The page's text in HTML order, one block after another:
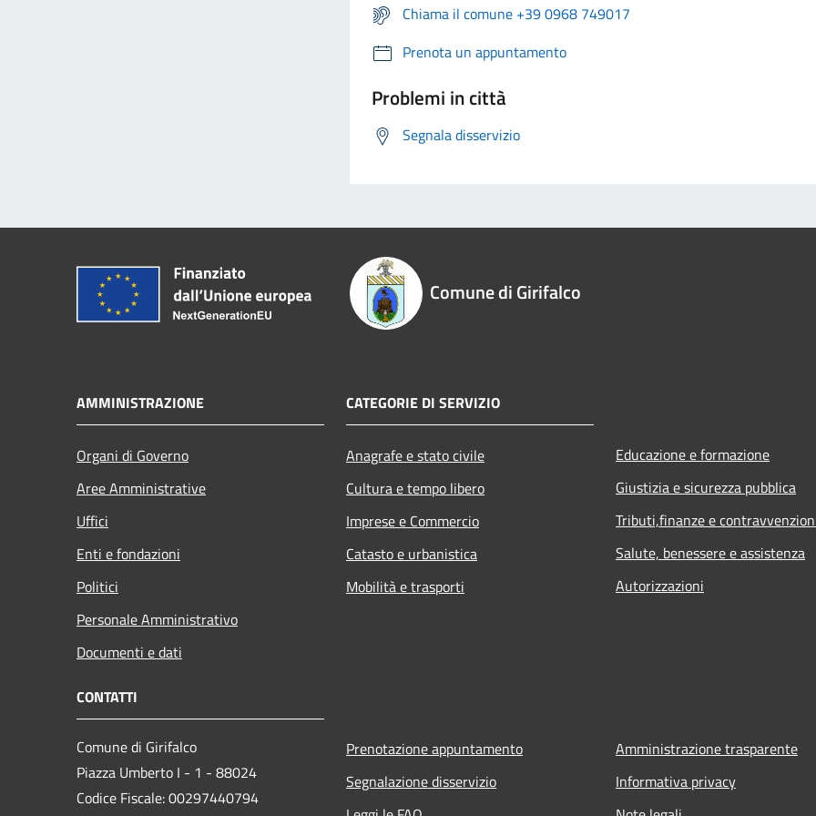
Chiama il comune +39 0968 749017
Prenota un appuntamento
Problemi in città
Segnala disservizio
Comune di Girifalco
AMMINISTRAZIONE
Organi di Governo
Aree Amministrative
Uffici
Enti e fondazioni
Politici
Personale Amministrativo
Documenti e dati
CATEGORIE DI SERVIZIO
Anagrafe e stato civile
Cultura e tempo libero
Imprese e Commercio
Catasto e urbanistica
Mobilità e trasporti
Educazione e formazione
Giustizia e sicurezza pubblica
Tributi,finanze e
Salute, benessere e assistenza
Autorizzazioni
CONTATTI
Comune di Girifalco
Piazza Umberto I - 1 - 88024
Codice Fiscale: 00297440794
Prenotazione appuntamento
Segnalazione disservizio
Amministrazione trasparente
Informativa privacy